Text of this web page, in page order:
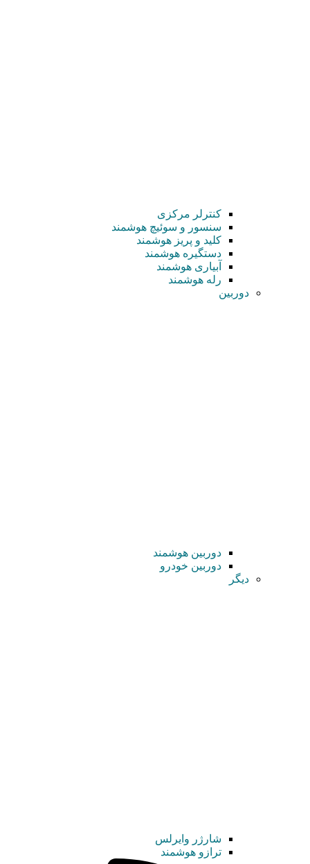
کنترلر مرکزی
سنسور و سوئیچ هوشمند
کلید و پریز هوشمند
دستگیره هوشمند
آبیاری هوشمند
رله هوشمند
دوربین
دوربین هوشمند
دوربین خودرو
دیگر
شارژر وایرلس
ترازو هوشمند